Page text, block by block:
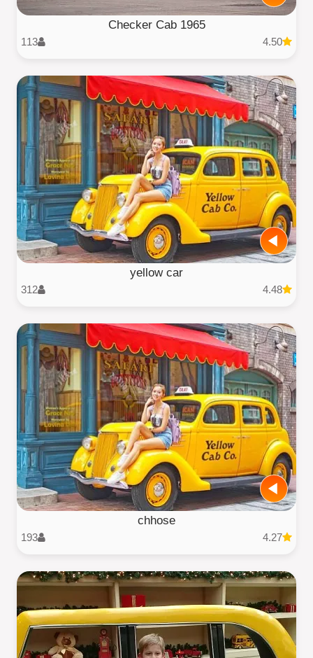
1965 Checker Cab
4.50
113
yellow car
4.48
312
chhose
4.27
193